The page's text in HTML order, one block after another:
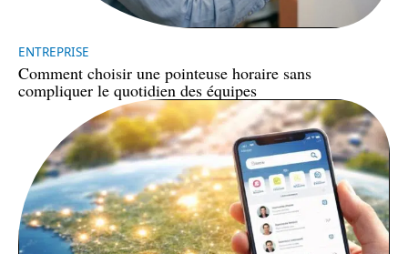
ENTREPRISE
Comment choisir une pointeuse horaire sans
compliquer le quotidien des équipes